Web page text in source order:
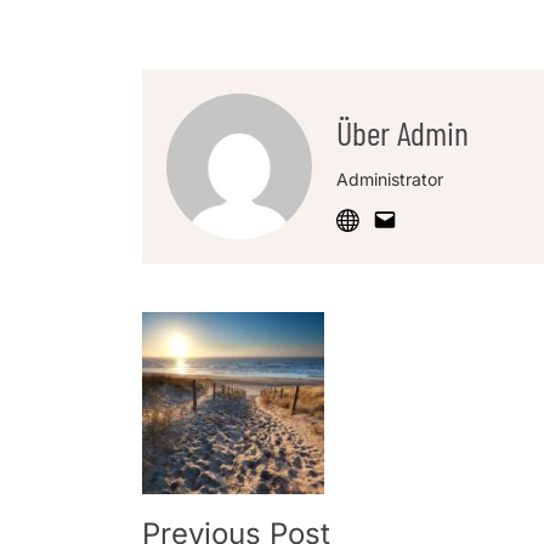
Über Admin
Administrator
Post
Navigation
Previous Post